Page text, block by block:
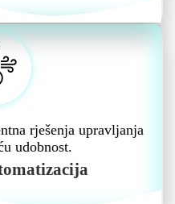
rješenja upravljanja
udobnost.